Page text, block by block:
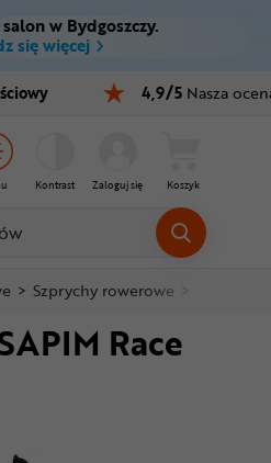
Ctrl M
informacje
w Bydgoszczy.
się więcej
4,9/5 Nasza
Kontrast Zaloguj się Koszyk
> Szprychy rowerowe >
Race